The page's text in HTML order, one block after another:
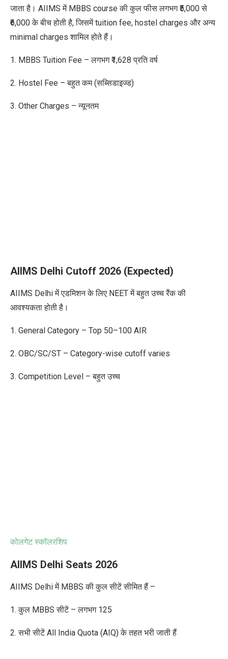
जाता है। AIIMS में MBBS course की कुल फीस लगभग ₹5,000 से
₹6,000 के बीच होती है, जिसमें tuition fee, hostel charges और अन्य
minimal charges शामिल होते हैं।
1. MBBS Tuition Fee – लगभग ₹1,628 प्रति वर्ष
2. Hostel Fee – बहुत कम (सब्सिडाइज्ड)
3. Other Charges – न्यूनतम
AIIMS Delhi Cutoff 2026 (Expected)
AIIMS Delhi में एडमिशन के लिए NEET में बहुत उच्च रैंक की
आवश्यकता होती है।
1. General Category – Top 50–100 AIR
2. OBC/SC/ST – Category-wise cutoff varies
3. Competition Level – बहुत उच्च
कोलगेट स्कॉलरशिप
AIIMS Delhi Seats 2026
AIIMS Delhi में MBBS की कुल सीटें सीमित हैं –
1. कुल MBBS सीटें – लगभग 125
2. सभी सीटें All India Quota (AIQ) के तहत भरी जाती हैं